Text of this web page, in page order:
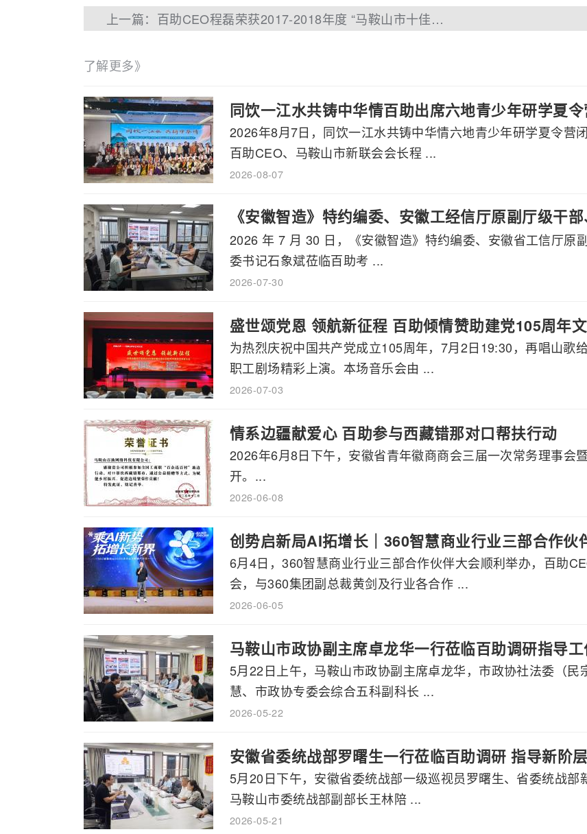
上一篇：百助CEO程磊荣获2017-2018年度 “马鞍山市十佳道德模范”称号
了解更多》
同饮一江水共铸中华情百助出席六地青少年研学夏
2026年8月7日，同饮一江水共铸中华情六地青少年研学夏令营
百助CEO、马鞍山市新联会会长程 ...
2026-08-07
《安徽智造》特约编委、安徽工经信厅原副厅级干
书记石象斌莅临百助考察交流
2026 年 7 月 30 日，《安徽智造》特约编委、安徽省工信厅原
委书记石象斌莅临百助考 ...
2026-07-30
盛世颂党恩 领航新征程 百助倾情赞助建党105周年
为热烈庆祝中国共产党成立105周年，7月2日19:30，再唱山歌
职工剧场精彩上演。本场音乐会由 ...
2026-07-03
情系边疆献爱心 百助参与西藏错那对口帮扶行动
2026年6月8日下午，安徽省青年徽商商会三届一次常务理事会
开。...
2026-06-08
创势启新局AI拓增长｜360智慧商业行业三部合作伙
6月4日，360智慧商业行业三部合作伙伴大会顺利举办，百助
会，与360集团副总裁黄剑及行业各合作 ...
2026-06-05
马鞍山市政协副主席卓龙华一行莅临百助调研指导
5月22日上午，马鞍山市政协副主席卓龙华，市政协社法委（
慧、市政协专委会综合五科副科长 ...
2026-05-22
安徽省委统战部罗曙生一行莅临百助调研 指导新阶
5月20日下午，安徽省委统战部一级巡视员罗曙生、省委统战部
马鞍山市委统战部副部长王林陪 ...
2026-05-21